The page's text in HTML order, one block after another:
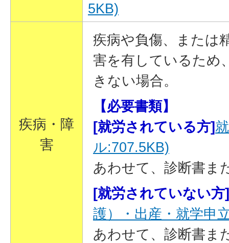
5KB)
疾病・障
害
疾病や負傷、または
害を有しているため
きない場合。
【必要書類】
[就労されている方]
ル:707.5KB)
あわせて、診断書ま
[就労されていない方]
護）・出産・就学申
あわせて、診断書ま